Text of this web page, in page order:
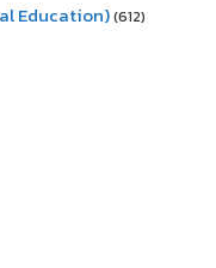
Education)(612)